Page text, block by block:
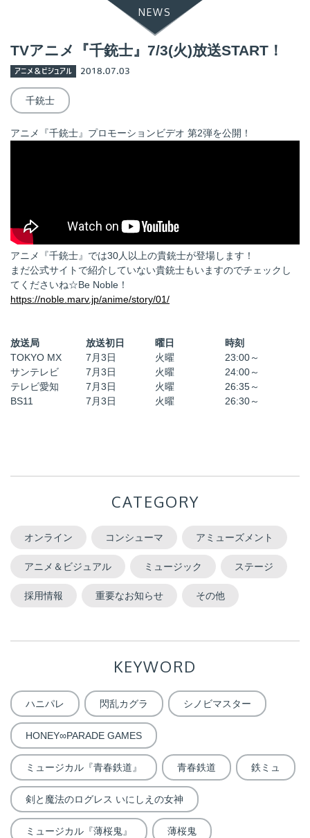
NEWS
TVアニメ『千銃士』7/3(火)放送START！
アニメ＆ビジュアル 2018.07.03
千銃士
アニメ『千銃士』プロモーションビデオ 第2弾を公開！
アニメ『千銃士』では30人以上の貴銃士が登場します！
まだ公式サイトで紹介していない貴銃士もいますのでチェックし
てくださいね☆Be Noble！
https://noble.marv.jp/anime/story/01/
放送局 放送初日 曜日
時刻
TOKYO MX
7月3日 火曜
23:00～
サンテレビ
7月3日 火曜
24:00～
テレビ愛知
7月3日 火曜
26:35～
BS11
7月3日 火曜 26:30～
CATEGORY
オンライン コンシューマ アミューズメント
アニメ＆ビジュアル ミュージック ステージ
採用情報 重要なお知らせ その他
KEYWORD
ハニパレ 閃乱カグラ シノビマスター
HONEY∞PARADE GAMES
ミュージカル『青春鉄道』 青春鉄道 鉄ミュ
剣と魔法のログレス いにしえの女神
ミュージカル『薄桜鬼』 薄桜鬼